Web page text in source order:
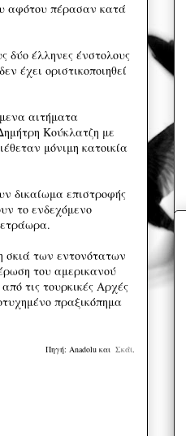
αφότου πέρασαν κατά
δύο έλληνες ένστολους
έχει οριστικοποιηθεί
αιτήματα
Κούκλατζη με
μόνιμη κατοικία
δικαίωμα επιστροφής
το ενδεχόμενο
των εντονότατων
του αμερικανού
τις τουρκικές Αρχές
πραξικόπημα
Πηγή: Anadolu και Σκάϊ.